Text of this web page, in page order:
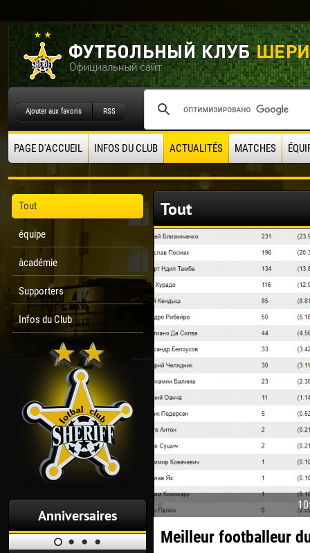
Ajouter aux favoris RSS
PAGE D'ACCUEIL INFOS DU CLUB ACTUALITÉS MATCHES
Tout
équipe
àcadémie
Supporters
Infos du Club
Anniversaires
Tout
Meilleur footballeur